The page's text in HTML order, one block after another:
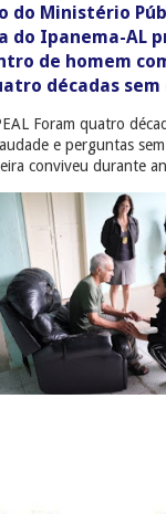
do Ministério
do Ipanema-AL
de homem
décadas
Foram quatro
e perguntas
conviveu durante